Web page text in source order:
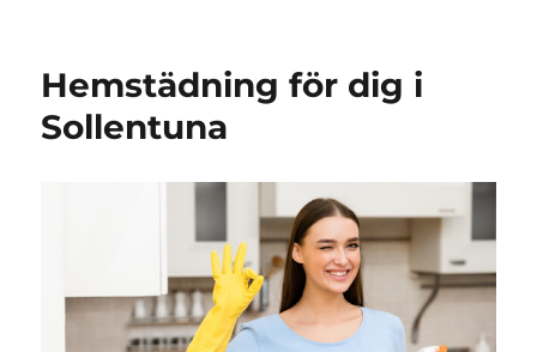
Hemstädning för dig i
Sollentuna